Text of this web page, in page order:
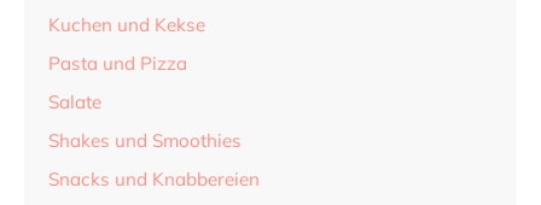
Kuchen und Kekse
Pasta und Pizza
Salate
Shakes und Smoothies
Snacks und Knabbereien